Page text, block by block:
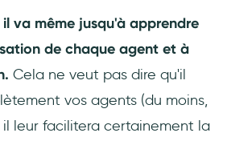
va même jusqu'à apprendre
de chaque agent et à
Cela ne veut pas dire qu'il
vos agents (du moins,
il leur facilitera certainement la